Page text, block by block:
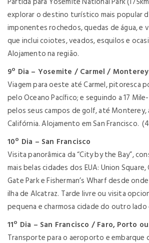
explorar o destino turístico mais popular
imponentes rochedos, quedas de água, e
que inclui coiotes, veados, esquilos e
Alojamento na região.
9º Dia – Yosemite / Carmel /
Viagem para oeste até Carmel, pitoresca
pelo Oceano Pacífico; e seguindo a 17
pelos seus campos de golf, até Monterey,
Califórnia. Alojamento em San Francisco.
10º Dia – San Francisco
Visita panorâmica da “City by the Bay”,
mais belas cidades dos EUA: Union
Gate Park e Fisherman’s Wharf desde
ilha de Alcatraz. Tarde livre ou visita
pequena e charmosa cidade do outro
11º Dia – San Francisco / Faro, Porto
Transporte para o aeroporto e embarque